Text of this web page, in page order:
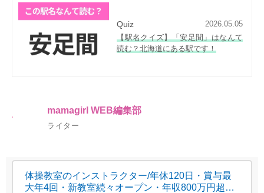
Quiz
2026.05.05
【駅名クイズ】「安足間」はなんて
読む？北海道にある駅です！
mamagirl WEB編集部
ライター
体操教室のインストラクター/年休120日・賞与最
大年4回・新教室続々オープン・年収800万円超え